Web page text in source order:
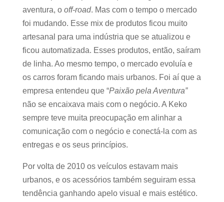
aventura, o off-road. Mas com o tempo o mercado
foi mudando. Esse mix de produtos ficou muito
artesanal para uma indústria que se atualizou e
ficou automatizada. Esses produtos, então, saíram
de linha. Ao mesmo tempo, o mercado evoluía e
os carros foram ficando mais urbanos. Foi aí que a
empresa entendeu que “Paixão pela Aventura”
não se encaixava mais com o negócio. A Keko
sempre teve muita preocupação em alinhar a
comunicação com o negócio e conectá-la com as
entregas e os seus princípios.
Por volta de 2010 os veículos estavam mais
urbanos, e os acessórios também seguiram essa
tendência ganhando apelo visual e mais estético.